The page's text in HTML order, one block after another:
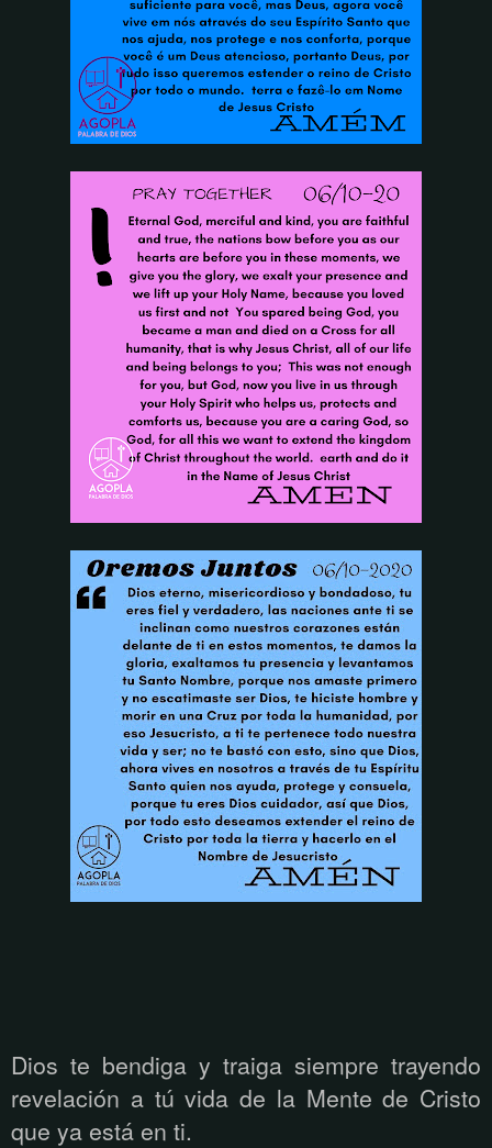
Dios te bendiga y traiga siempre trayendo
revelación a tú vida de la Mente de Cristo
que ya está en ti.